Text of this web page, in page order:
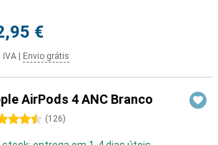
€
IVA Envio grátis
AirPods 4 ANC Branco
estrelas (126)